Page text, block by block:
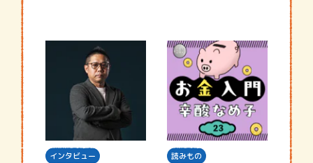
インタビュー 読みもの